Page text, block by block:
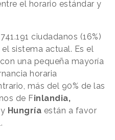
el horario estándar y
ciudadanos (16%)
sistema actual. Es el
una pequeña mayoría
horaria
más del 90% de las
de Finlandia,
y Hungría están a favor